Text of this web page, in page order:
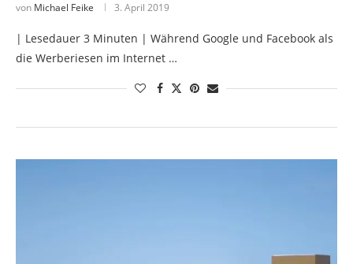
von Michael Feike 3. April 2019
| Lesedauer 3 Minuten | Während Google und Facebook als
die Werberiesen im Internet …